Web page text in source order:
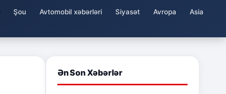
Şou Avtomobil xəbərləri Siyasət Avropa
Asia
Ən Son Xəbərlər